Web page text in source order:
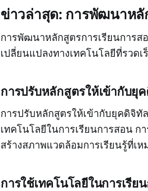
ข่าวล่าสุด: การพัฒนาหลั
การพัฒนาหลักสูตรการเรียนการส
เปลี่ยนแปลงทางเทคโนโลยีที่รวด
การปรับหลักสูตรให้เข้ากับยุ
การปรับหลักสูตรให้เข้ากับยุคดิจิ
เทคโนโลยีในการเรียนการสอน
สร้างสภาพแวดล้อมการเรียนรู้ที่เห
การใช้เทคโนโลยีในการเรีย